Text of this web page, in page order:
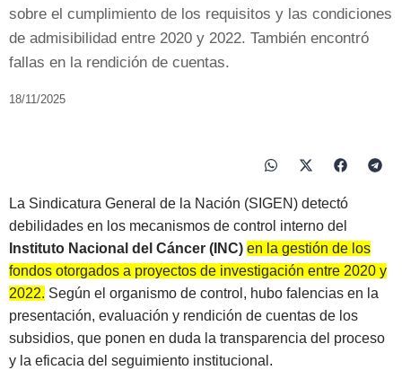
sobre el cumplimiento de los requisitos y las condiciones
de admisibilidad entre 2020 y 2022. También encontró
fallas en la rendición de cuentas.
18/11/2025
La Sindicatura General de la Nación (SIGEN) detectó
debilidades en los mecanismos de control interno del
Instituto Nacional del Cáncer (INC) en la gestión de los
fondos otorgados a proyectos de investigación entre 2020 y
2022. Según el organismo de control, hubo falencias en la
presentación, evaluación y rendición de cuentas de los
subsidios, que ponen en duda la transparencia del proceso
y la eficacia del seguimiento institucional.